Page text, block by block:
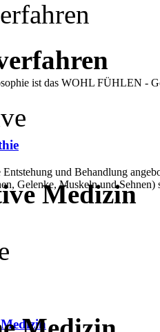
ist das WOHL FÜHLEN -
und Behandlung
Gelenke, Muskeln und
Medizin